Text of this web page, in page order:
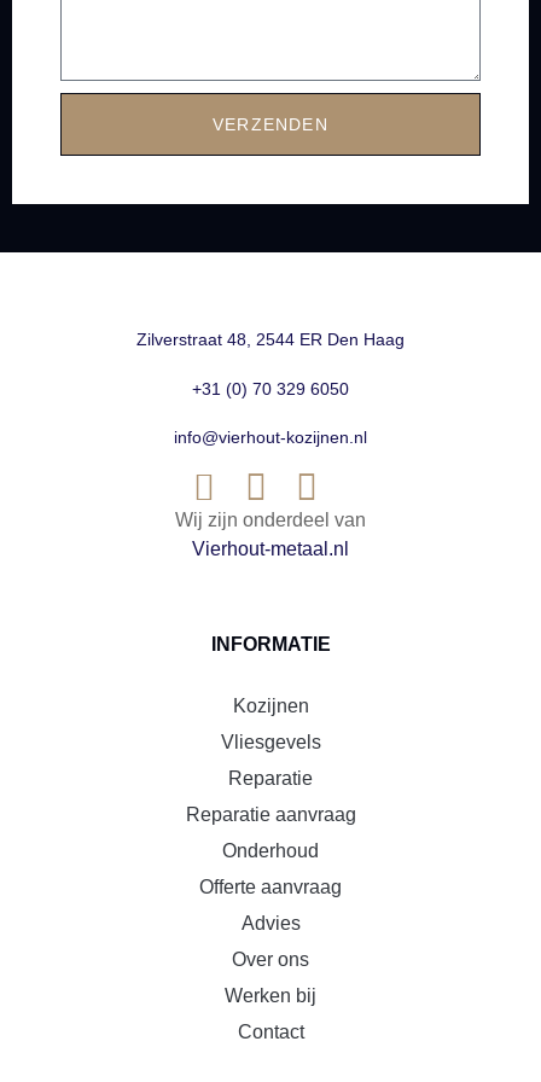
VERZENDEN
Zilverstraat 48, 2544 ER Den Haag
+31 (0) 70 329 6050
info@vierhout-kozijnen.nl
Wij zijn onderdeel van
Vierhout-metaal.nl
INFORMATIE
Kozijnen
Vliesgevels
Reparatie
Reparatie aanvraag
Onderhoud
Offerte aanvraag
Advies
Over ons
Werken bij
Contact